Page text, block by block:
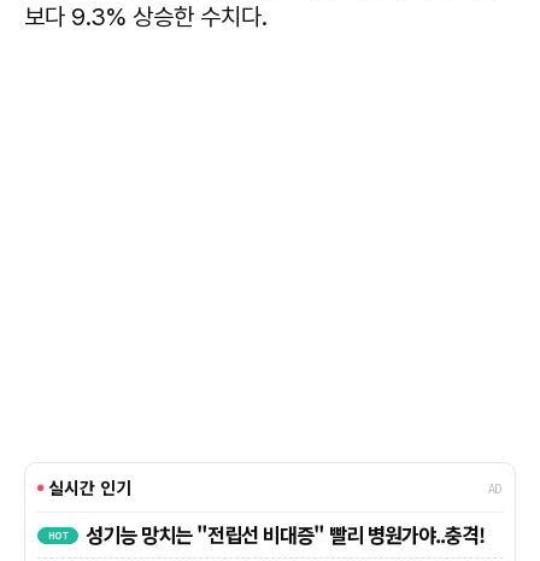
보다 9.3% 상승한 수치다.